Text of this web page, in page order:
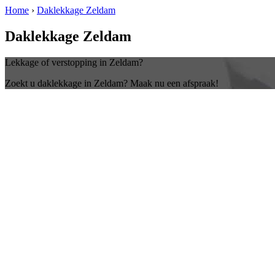
Home › Daklekkage Zeldam
Daklekkage Zeldam
Lekkage of verstopping in Zeldam?
Zoekt u daklekkage in Zeldam? Maak nu een afspraak!